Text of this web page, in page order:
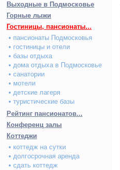
Выходные в Подмосковье
Горные лыжи
Гостиницы, пансионаты...
• пансионаты Подмосковья
• гостиницы и отели
• базы отдыха
• дома отдыха в Подмосковье
• санатории
• мотели
• детские лагеря
• туристические базы
Рейтинг пансионатов...
Конференц залы
Коттеджи
• коттедж на сутки
• долгосрочная аренда
• сдать коттедж